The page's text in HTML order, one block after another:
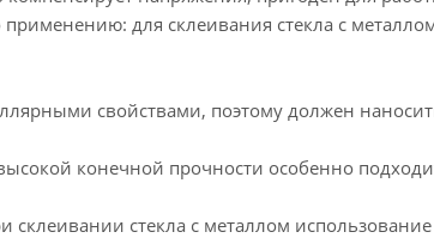
для склеивания стекла с
свойствами, поэтому должен
конечной прочности особенно
склеивании стекла с металлом